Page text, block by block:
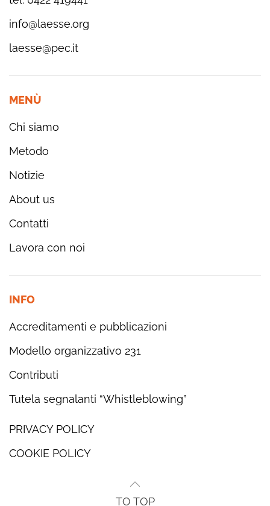
info@laesse.org
laesse@pec.it
MENÙ
Chi siamo
Metodo
Notizie
About us
Contatti
Lavora con noi
INFO
Accreditamenti e pubblicazioni
Modello organizzativo 231
Contributi
Tutela segnalanti “Whistleblowing”
PRIVACY POLICY
COOKIE POLICY
TO TOP